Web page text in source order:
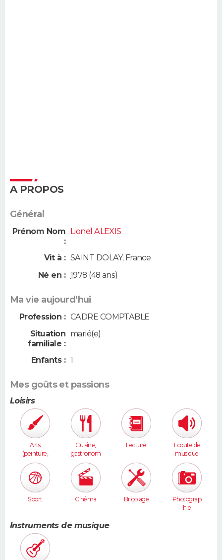
A PROPOS
Général
Prénom Nom
:
Lionel ALEXIS
Vit à : SAINT DOLAY, France
Né en : 1978 (48 ans)
Ma vie aujourd'hui
Profession : CADRE COMPTABLE
Situation
familiale :
marié(e)
Enfants : 1
Mes goûts et passions
Loisirs
Arts
(peinture,
sculpture...
)
Cuisine,
gastronom
ie
Lecture
Ecoute de
musique
Sport Cinéma Bricolage
Photograp
hie
Instruments de musique